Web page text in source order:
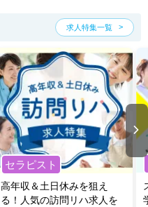
求人特集一覧
セラピスト
高年収＆土日休みを狙え
る！人気の訪問リハ求人を